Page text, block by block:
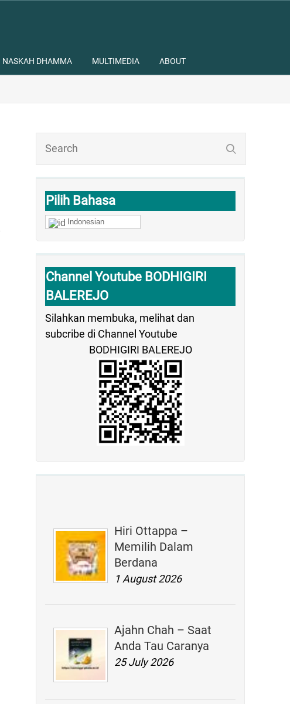
NASKAH DHAMMA MULTIMEDIA ABOUT
Pilih Bahasa
Indonesian
Channel Youtube BODHIGIRI
BALEREJO
Silahkan membuka, melihat dan
subcribe di Channel Youtube
BODHIGIRI BALEREJO
Hiri Ottappa –
Memilih Dalam
Berdana
1 August 2026
Ajahn Chah – Saat
Anda Tau Caranya
25 July 2026